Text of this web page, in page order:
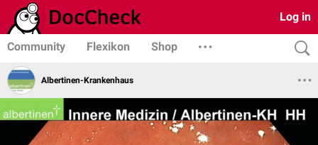
Log in
Community Flexikon Shop
Albertinen-Krankenhaus